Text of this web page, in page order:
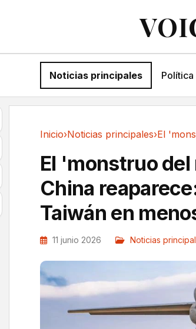
Noticias principales Política
Inicio›Noticias principales›
El 'monstruo del
China
Taiwán en
11 junio 2026 Noticias